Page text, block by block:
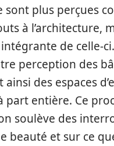
sont plus perçues
à l’architecture,
de celle-
perception des
des espaces
part entière. Ce
soulève des
beauté et sur ce